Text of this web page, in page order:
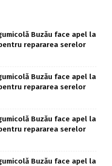
Buzău face apel la
repararea serelor
Buzău face apel la
repararea serelor
Buzău face apel la
repararea serelor
Buzău face apel la